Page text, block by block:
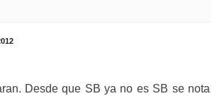
Desde que SB ya no es SB se nota